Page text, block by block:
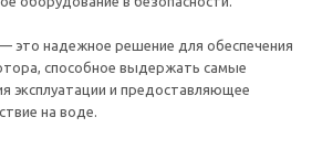
это надежное решение для обеспечения
способное выдержать самые
эксплуатации и предоставляющее
на воде.